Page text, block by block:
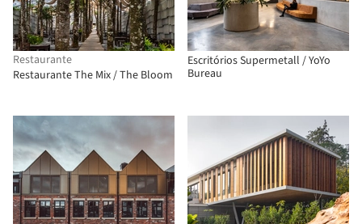
Restaurante
Restaurante The Mix / The Bloom
Escritórios Supermetall / YoYo
Bureau